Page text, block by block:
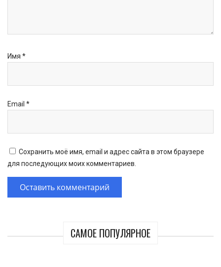
САМОЕ ПОПУЛЯРНОЕ
Имя *
Email *
Сохранить моё имя, email и адрес сайта в этом браузере
для последующих моих комментариев.